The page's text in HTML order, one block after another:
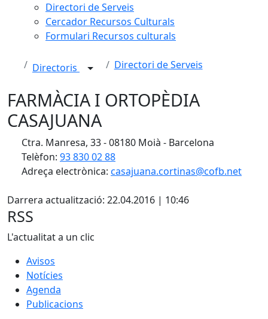
Directori de Serveis
Cercador Recursos Culturals
Formulari Recursos culturals
Directoris Directori de Serveis
FARMÀCIA I ORTOPÈDIA
CASAJUANA
Ctra. Manresa, 33 - 08180 Moià - Barcelona
Telèfon: 93 830 02 88
Adreça electrònica: casajuana.cortinas@cofb.net
Darrera actualització: 22.04.2016 | 10:46
RSS
L'actualitat a un clic
Avisos
Notícies
Agenda
Publicacions